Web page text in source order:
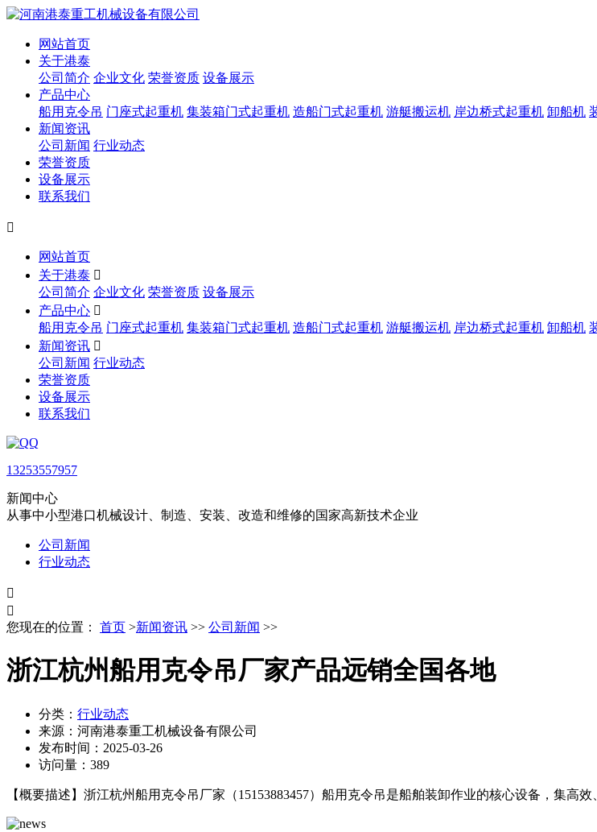
网站首页
关于港泰
公司简介 企业文化 荣誉资质 设备展示
产品中心
船用克令吊 门座式起重机 集装箱门式起重机 造船门式起重机 游艇搬运机 岸边桥式起重机 卸船机
新闻资讯
公司新闻 行业动态
荣誉资质
设备展示
联系我们

网站首页
关于港泰 
公司简介 企业文化 荣誉资质 设备展示
产品中心 
船用克令吊 门座式起重机 集装箱门式起重机 造船门式起重机 游艇搬运机 岸边桥式起重机 卸船机
新闻资讯 
公司新闻 行业动态
荣誉资质
设备展示
联系我们
13253557957
新闻中心
从事中小型港口机械设计、制造、安装、改造和维修的国家高新技术企业
公司新闻
行业动态


您现在的位置： 首页 >新闻资讯 >> 公司新闻 >>
浙江杭州船用克令吊厂家产品远销全国各地
分类： 行业动态
来源： 河南港泰重工机械设备有限公司
发布时间： 2025-03-26
访问量： 389
【概要描述】 浙江杭州船用克令吊厂家（15153883457）船用克令吊是船舶装卸作业的核心设备，集高